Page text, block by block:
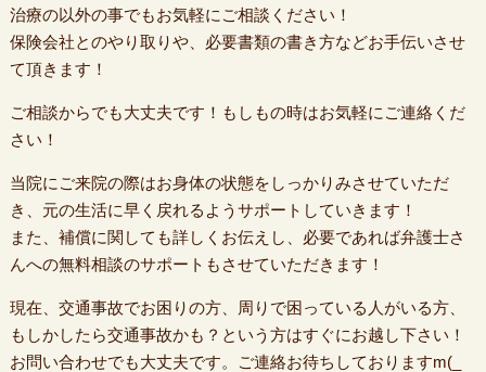
治療の以外の事でもお気軽にご相談ください！
保険会社とのやり取りや、必要書類の書き方などお手伝いさせ
て頂きます！
ご相談からでも大丈夫です！もしもの時はお気軽にご連絡くだ
さい！
当院にご来院の際はお身体の状態をしっかりみさせていただ
き、元の生活に早く戻れるようサポートしていきます！
また、補償に関しても詳しくお伝えし、必要であれば弁護士さ
んへの無料相談のサポートもさせていただきます！
現在、交通事故でお困りの方、周りで困っている人がいる方、
もしかしたら交通事故かも？という方はすぐにお越し下さい！
お問い合わせでも大丈夫です。ご連絡お待ちしておりますm(_